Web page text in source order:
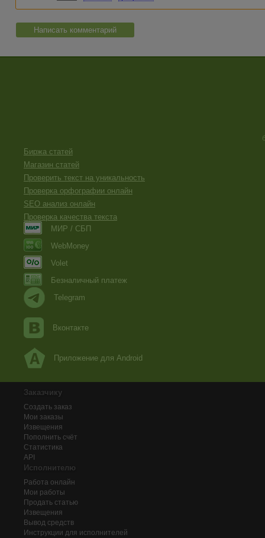
Написать комментарий
Биржа статей
Магазин статей
Проверить текст на уникальность
Проверка орфографии онлайн
SEO анализ онлайн
Проверка качества текста
МИР / СБП
WebMoney
Volet
Безналичный платеж
Telegram
Вконтакте
Приложение для Android
Заказчику
Создать заказ
Мои заказы
Извещения
Пополнить счёт
Статистика
API
Исполнителю
Работа онлайн
Мои работы
Продать статью
Извещения
Вывод средств
Инструкции для исполнителей